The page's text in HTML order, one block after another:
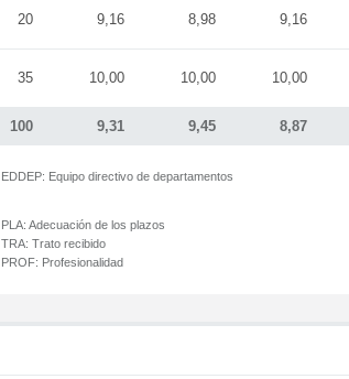
100 9,31 9,45 8,87
20 9,16 8,98 9,16
35 10,00 10,00 10,00
EDDEP: Equipo directivo de departamentos
PLA: Adecuación de los plazos
TRA: Trato recibido
PROF: Profesionalidad